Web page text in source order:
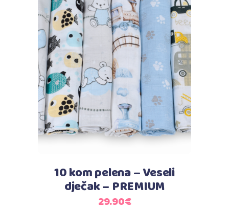
Dodaj u košaricu
10 kom pelena – Veseli
dječak – PREMIUM
29.90€